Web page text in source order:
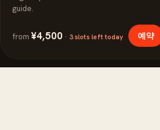
guide.
from¥4,500 · 3 slots left today 예약